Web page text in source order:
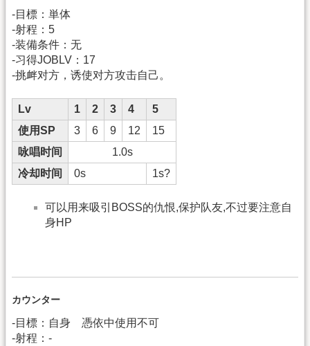
-目標：単体
-射程：5
-装備条件：无
-习得JOBLV：17
-挑衅对方，诱使对方攻击自己。
Lv 1 2 3 4
5
使用SP
3 6 9 12
15
咏唱时间
1.0s
冷却时间
0s 1s?
可以用来吸引BOSS的仇恨,保护队友,不过要注意自
身HP
カウンター
-目標：自身 憑依中使用不可
-射程：-